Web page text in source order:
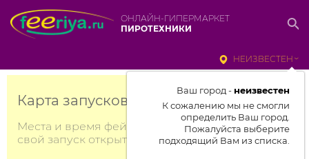
ОНЛАЙН-ГИПЕРМАРКЕТ
ПИРОТЕХНИКИ
НЕИЗВЕСТЕН
Ваш город - неизвестен
К сожалению мы не смогли
определить Ваш город.
Пожалуйста выберите
подходящий Вам из списка.
Карта запусков фейерверков Москвы
Места и время фейерверков, тех, кто сделал
свой запуск открытым для зрителей.